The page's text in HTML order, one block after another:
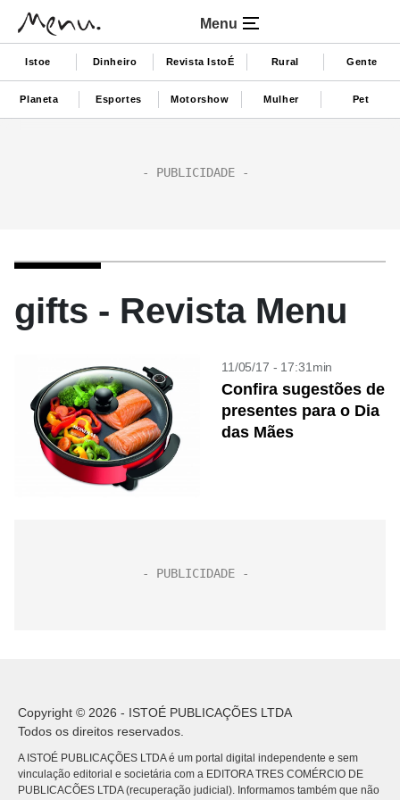
Menu
Istoe Dinheiro Revista IstoÉ Rural Gente
Planeta Esportes Motorshow Mulher Pet
gifts - Revista Menu
11/05/17 - 17:31min
Confira sugestões de
presentes para o Dia
das Mães
Copyright © 2026 - ISTOÉ PUBLICAÇÕES LTDA
Todos os direitos reservados.
A ISTOÉ PUBLICAÇÕES LTDA é um portal digital independente e sem
vinculação editorial e societária com a EDITORA TRES COMÉRCIO DE
PUBLICACÕES LTDA (recuperação judicial). Informamos também que não